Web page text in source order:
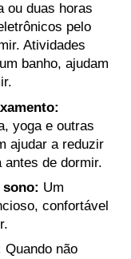
ou duas horas
pelo
Atividades
banho, ajudam
yoga e outras
ajudar a reduzir
de dormir.
Um
confortável
Quando não